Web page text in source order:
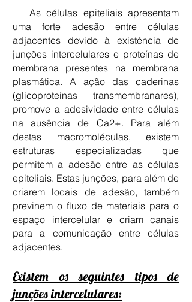
As células epiteliais apresentam
uma forte adesão entre células
adjacentes devido à existência de
junções intercelulares e proteínas de
membrana presentes na membrana
plasmática. A ação das caderinas
(glicoproteínas transmembranares),
promove a adesividade entre células
na ausência de Ca2+. Para além
destas macromoléculas, existem
estruturas especializadas que
permitem a adesão entre as células
epiteliais. Estas junções, para além de
criarem locais de adesão, também
previnem o fluxo de materiais para o
espaço intercelular e criam canais
para a comunicação entre células
adjacentes.
Existem os seguintes tipos de
junções intercelulares: